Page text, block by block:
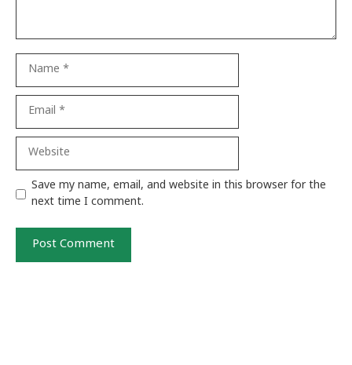
Website
Save my name, email, and website in this browser for the
next time I comment.